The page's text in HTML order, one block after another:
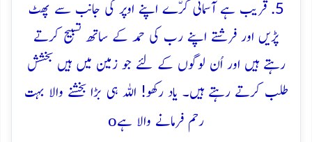
5. قریب ہے آسمانی کرّے اپنے اوپر کی جانب سے پھٹ
پڑیں اور فرشتے اپنے رب کی حمد کے ساتھ تسبیح کرتے
رہتے ہیں اور اُن لوگوں کے لئے جو زمین میں ہیں بخشش
طلب کرتے رہتے ہیں۔ یاد رکھو! اللہ ہی بڑا بخشنے والا بہت
رحم فرمانے والا ہےo